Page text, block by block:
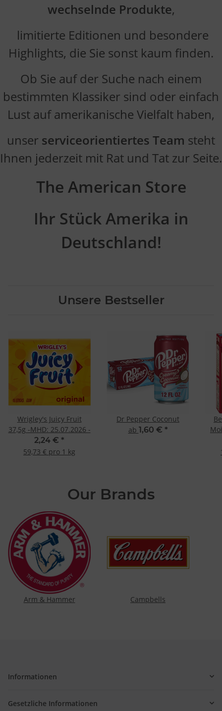
wechselnde Produkte,
limitierte Editionen und besondere
Highlights, die Sie sonst kaum finden.
Ob Sie auf der Suche nach einem
bestimmten Klassiker sind oder einfach
Lust auf amerikanische Vielfalt haben,
unser serviceorientiertes Team steht
Ihnen jederzeit mit Rat und Tat zur Seite.
The American Store
Ihr Stück Amerika in
Deutschland!
Unsere Bestseller
Wrigley's Juicy Fruit
37,5g -MHD: 25.07.2026 -
2,24 € *
59,73 € pro 1 kg
Dr Pepper Coconut
ab 1,60 € *
Our Brands
Arm & Hammer Campbells
Informationen
Gesetzliche Informationen